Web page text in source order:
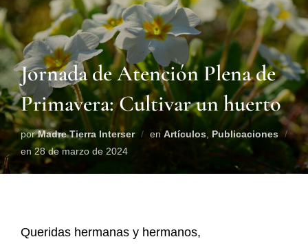
Jornada de Atención Plena de
Primavera: Cultivar un huerto
porMadre Tierra Interser enArtículos, Publicaciones
en 28 de marzo de 2024
Queridas hermanas y hermanos,